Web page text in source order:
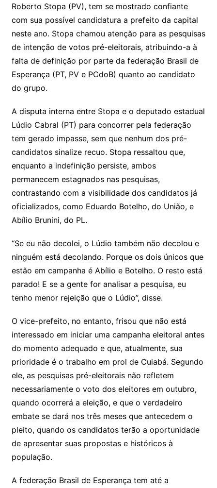
k p
a
s
sr
o
o
a
g
e
k.
c
o
m
e
o
M
ai
l
d
s
Roberto Stopa (PV), tem se mostrado confiante
com sua possível candidatura a prefeito da capital
neste ano. Stopa chamou atenção para as pesquisas
de intenção de votos pré-eleitorais, atribuindo-a à
falta de definição por parte da federação Brasil de
Esperança (PT, PV e PCdoB) quanto ao candidato
do grupo.
A disputa interna entre Stopa e o deputado estadual
Lúdio Cabral (PT) para concorrer pela federação
tem gerado impasse, sem que nenhum dos pré-
candidatos sinalize recuo. Stopa ressaltou que,
enquanto a indefinição persiste, ambos
permanecem estagnados nas pesquisas,
contrastando com a visibilidade dos candidatos já
oficializados, como Eduardo Botelho, do União, e
Abílio Brunini, do PL.
“Se eu não decolei, o Lúdio também não decolou e
ninguém está decolando. Porque os dois únicos que
estão em campanha é Abílio e Botelho. O resto está
parado! E se a gente for analisar a pesquisa, eu
tenho menor rejeição que o Lúdio”, disse.
O vice-prefeito, no entanto, frisou que não está
interessado em iniciar uma campanha eleitoral antes
do momento adequado e que, atualmente, sua
prioridade é o trabalho em prol de Cuiabá. Segundo
ele, as pesquisas pré-eleitorais não refletem
necessariamente o voto dos eleitores em outubro,
quando ocorrerá a eleição, e que o verdadeiro
embate se dará nos três meses que antecedem o
pleito, quando os candidatos terão a oportunidade
de apresentar suas propostas e históricos à
população.
A federação Brasil de Esperança tem até a